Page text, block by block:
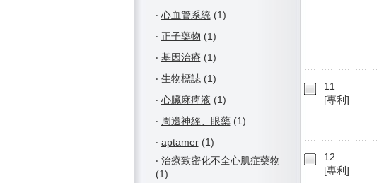
‧ 心血管系統(1)
‧ 正子藥物 (1)
‧ 基因治療 (1)
‧ 生物標誌(1)
‧ 心臟麻痺液 (1)
‧ 周邊神經、眼藥(1)
‧ aptamer(1)
‧ 治療致密化不全心肌症藥物
(1)
11
[專利]
12
[專利]